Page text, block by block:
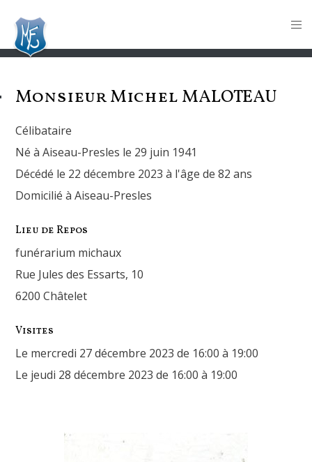
Monsieur Michel MALOTEAU
Célibataire
Né à Aiseau-Presles le 29 juin 1941
Décédé le 22 décembre 2023 à l'âge de 82 ans
Domicilié à Aiseau-Presles
Lieu de Repos
funérarium michaux
Rue Jules des Essarts, 10
6200 Châtelet
Visites
Le mercredi 27 décembre 2023 de 16:00 à 19:00
Le jeudi 28 décembre 2023 de 16:00 à 19:00